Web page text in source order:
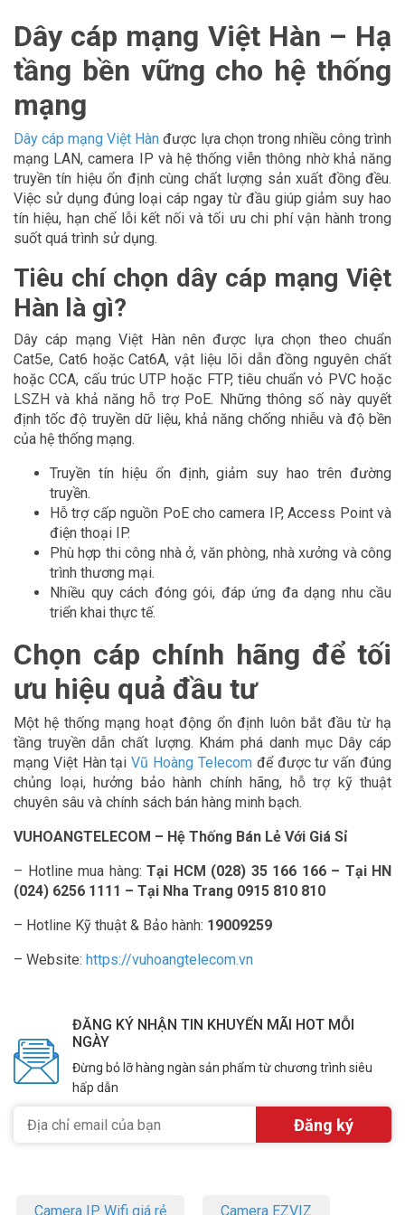
Dây cáp mạng Việt Hàn – Hạ
tầng bền vững cho hệ thống
mạng
Dây cáp mạng Việt Hàn được lựa chọn trong nhiều công trình
mạng LAN, camera IP và hệ thống viễn thông nhờ khả năng
truyền tín hiệu ổn định cùng chất lượng sản xuất đồng đều.
Việc sử dụng đúng loại cáp ngay từ đầu giúp giảm suy hao
tín hiệu, hạn chế lỗi kết nối và tối ưu chi phí vận hành trong
suốt quá trình sử dụng.
Tiêu chí chọn dây cáp mạng Việt
Hàn là gì?
Dây cáp mạng Việt Hàn nên được lựa chọn theo chuẩn
Cat5e, Cat6 hoặc Cat6A, vật liệu lõi dẫn đồng nguyên chất
hoặc CCA, cấu trúc UTP hoặc FTP, tiêu chuẩn vỏ PVC hoặc
LSZH và khả năng hỗ trợ PoE. Những thông số này quyết
định tốc độ truyền dữ liệu, khả năng chống nhiễu và độ bền
của hệ thống mạng.
Truyền tín hiệu ổn định, giảm suy hao trên đường
truyền.
Hỗ trợ cấp nguồn PoE cho camera IP, Access Point và
điện thoại IP.
Phù hợp thi công nhà ở, văn phòng, nhà xưởng và công
trình thương mại.
Nhiều quy cách đóng gói, đáp ứng đa dạng nhu cầu
triển khai thực tế.
Chọn cáp chính hãng để tối
ưu hiệu quả đầu tư
Một hệ thống mạng hoạt động ổn định luôn bắt đầu từ hạ
tầng truyền dẫn chất lượng. Khám phá danh mục Dây cáp
mạng Việt Hàn tạiVũ Hoàng Telecomđể được tư vấn đúng
chủng loại, hưởng bảo hành chính hãng, hỗ trợ kỹ thuật
chuyên sâu và chính sách bán hàng minh bạch.
VUHOANGTELECOM – Hệ Thống Bán Lẻ Với Giá Sỉ
– Hotline mua hàng: Tại HCM (028) 35 166 166 – Tại HN
(024) 6256 1111 – Tại Nha Trang 0915 810 810
– Hotline Kỹ thuật & Bảo hành: 19009259
– Website: https://vuhoangtelecom.vn
ĐĂNG KÝ NHẬN TIN KHUYẾN MÃI HOT MỖI
NGÀY
Đừng bỏ lỡ hàng ngàn sản phẩm từ chương trình siêu
hấp dẫn
Camera IP Wifi giá rẻ Camera EZVIZ